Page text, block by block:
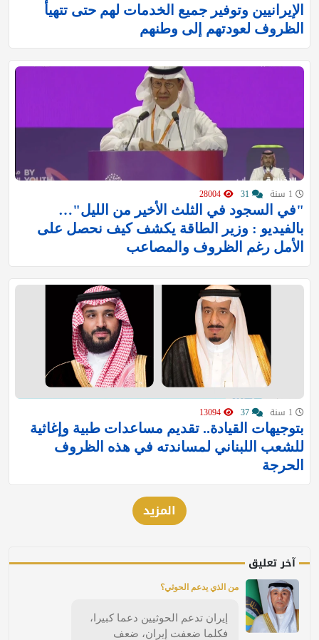
الإيرانيين وتوفير جميع الخدمات لهم حتى تتهيأ
الظروف لعودتهم إلى وطنهم
"في السجود في الثلث الأخير من الليل"…
بالفيديو : وزير الطاقة يكشف كيف نحصل على
الأمل رغم الظروف والمصاعب
بتوجيهات القيادة.. تقديم مساعدات طبية وإغاثية
للشعب اللبناني لمساندته في هذه الظروف
الحرجة
المزيد
آخر تعليق
من الذي يدعم الحوثي؟
إيران تدعم الحوثيين دعما كبيرا،
فكلما ضعفت إيران، ضعف